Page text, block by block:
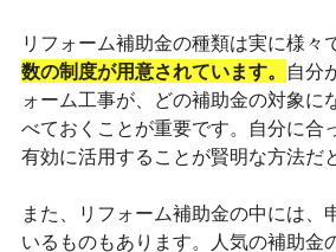
リフォーム補助金の種類は実に様々
数の制度が用意されています。 自分
ォーム工事が、どの補助金の対象に
べておくことが重要です。自分に合
有効に活用することが賢明な方法だ
また、リフォーム補助金の中には、
いるものもあります。人気の補助金